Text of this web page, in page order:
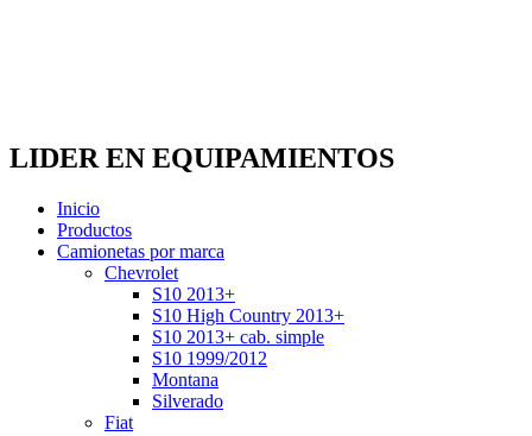
LIDER EN EQUIPAMIENTOS
Inicio
Productos
Camionetas por marca
Chevrolet
S10 2013+
S10 High Country 2013+
S10 2013+ cab. simple
S10 1999/2012
Montana
Silverado
Fiat